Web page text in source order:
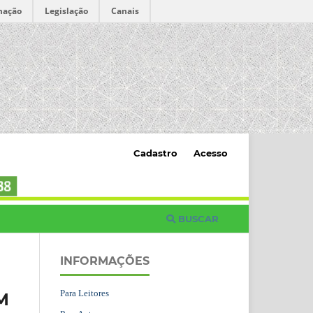
Legislação Canais
BUSCAR
Cadastro Acesso
INFORMAÇÕES
Para Leitores